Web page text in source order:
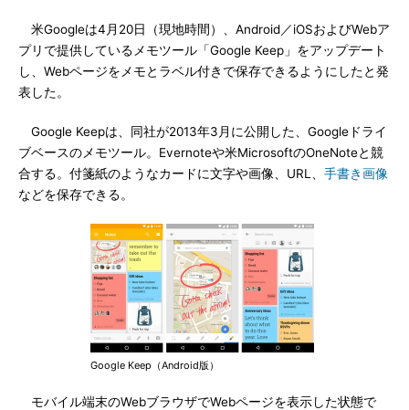
米Googleは4月20日（現地時間）、Android／iOSおよびWebア
プリで提供しているメモツール「Google Keep」をアップデート
し、Webページをメモとラベル付きで保存できるようにしたと発
表した。
Google Keepは、同社が2013年3月に公開した、Googleドライ
ブベースのメモツール。Evernoteや米MicrosoftのOneNoteと競
合する。付箋紙のようなカードに文字や画像、URL、 手書き画像
などを保存できる。
Google Keep（Android版）
モバイル端末のWebブラウザでWebページを表示した状態で